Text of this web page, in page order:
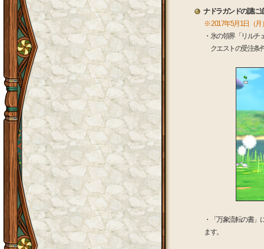
ナドラガンドの謎に
※ 2017年5月1日（月
・氷の領界「リル
クエストの受注条
・「万象流転の書
ます。